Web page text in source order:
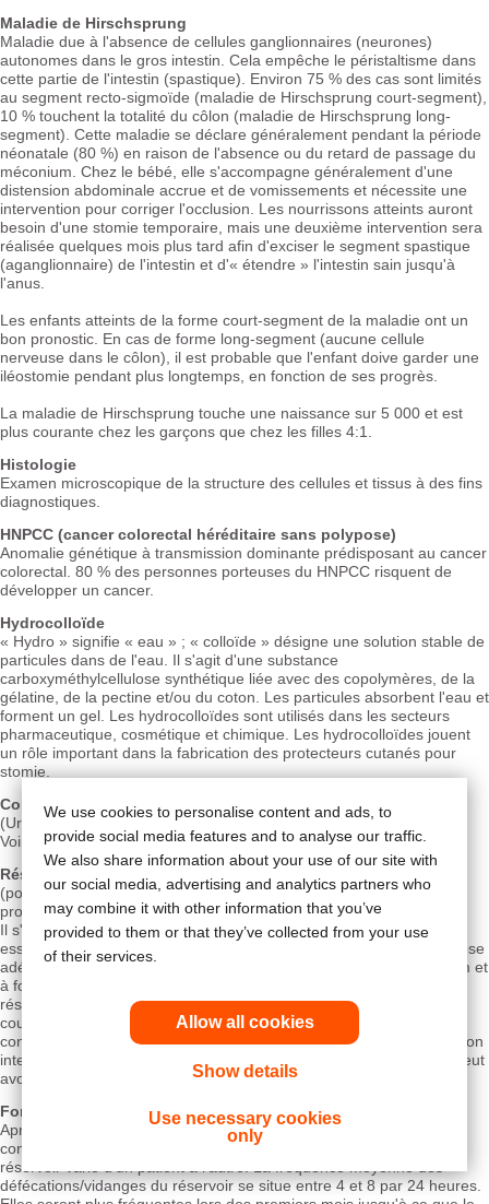
We use cookies to personalise content and ads, to
provide social media features and to analyse our traffic.
We also share information about your use of our site with
our social media, advertising and analytics partners who
may combine it with other information that you’ve
provided to them or that they’ve collected from your use
of their services.
Allow all cookies
Show details
Use necessary cookies
only
Maladie de Hirschsprung
Maladie due à l'absence de cellules ganglionnaires (neurones)
autonomes dans le gros intestin. Cela empêche le péristaltisme dans
cette partie de l'intestin (spastique). Environ 75 % des cas sont limités
au segment recto-sigmoïde (maladie de Hirschsprung court-segment),
10 % touchent la totalité du côlon (maladie de Hirschsprung long-
segment). Cette maladie se déclare généralement pendant la période
néonatale (80 %) en raison de l'absence ou du retard de passage du
méconium. Chez le bébé, elle s'accompagne généralement d'une
distension abdominale accrue et de vomissements et nécessite une
intervention pour corriger l'occlusion. Les nourrissons atteints auront
besoin d'une stomie temporaire, mais une deuxième intervention sera
réalisée quelques mois plus tard afin d'exciser le segment spastique
(aganglionnaire) de l'intestin et d'« étendre » l'intestin sain jusqu'à
l'anus.
Les enfants atteints de la forme court-segment de la maladie ont un
bon pronostic. En cas de forme long-segment (aucune cellule
nerveuse dans le côlon), il est probable que l'enfant doive garder une
iléostomie pendant plus longtemps, en fonction de ses progrès.
La maladie de Hirschsprung touche une naissance sur 5 000 et est
plus courante chez les garçons que chez les filles 4:1.
Histologie
Examen microscopique de la structure des cellules et tissus à des fins
diagnostiques.
HNPCC (cancer colorectal héréditaire sans polypose)
Anomalie génétique à transmission dominante prédisposant au cancer
colorectal. 80 % des personnes porteuses du HNPCC risquent de
développer un cancer.
Hydrocolloïde
« Hydro » signifie « eau » ; « colloïde » désigne une solution stable de
particules dans de l'eau. Il s'agit d'une substance
carboxyméthylcellulose synthétique liée avec des copolymères, de la
gélatine, de la pectine et/ou du coton. Les particules absorbent l'eau et
forment un gel. Les hydrocolloïdes sont utilisés dans les secteurs
pharmaceutique, cosmétique et chimique. Les hydrocolloïdes jouent
un rôle important dans la fabrication des protecteurs cutanés pour
stomie.
Conduit iléal
(Urostomie/Bricker ou intervention de Bricker)
Voir Urostomie.
Réservoir iléo-anal
(poche iléo-anale, anastomose iléo-anale avec réservoir (IPAA),
proctocolectomie restauratrice)
Il s'agit d'une intervention chirurgicale facultative concernant
essentiellement les patients atteints de colite ulcérative et de polypose
adénomateuse familiale. Elle consiste à exciser le côlon et le rectum et
à former un réservoir à l'aide de l'iléon distal. La configuration du
réservoir est variable selon les préférences du chirurgien. Les plus
courantes sont le réservoir en J et en W. Le réservoir est alors
connecté/anastomosé à l'anus pour rétablir la continuité de la fonction
intestinale. Pour faciliter la cicatrisation post-opératoire, le patient peut
avoir besoin d'une iléostomie en boucle temporaire.
Fonctionnement d'un réservoir iléo-anal
Après la mise en place du réservoir et après rétablissement de la
continuité de la fonction intestinale, le nombre d'évacuations du
réservoir varie d'un patient à l'autre. La fréquence moyenne des
défécations/vidanges du réservoir se situe entre 4 et 8 par 24 heures.